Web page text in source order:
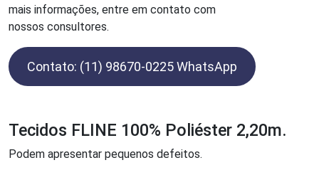
mais informações, entre em contato com
nossos consultores.
Contato: (11) 98670-0225 WhatsApp
Tecidos FLINE 100% Poliéster 2,20m.
Podem apresentar pequenos defeitos.